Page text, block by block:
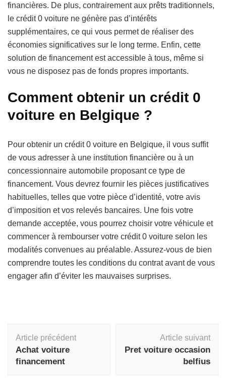
financières. De plus, contrairement aux prêts traditionnels,
le crédit 0 voiture ne génère pas d’intérêts
supplémentaires, ce qui vous permet de réaliser des
économies significatives sur le long terme. Enfin, cette
solution de financement est accessible à tous, même si
vous ne disposez pas de fonds propres importants.
Comment obtenir un crédit 0
voiture en Belgique ?
Pour obtenir un crédit 0 voiture en Belgique, il vous suffit
de vous adresser à une institution financière ou à un
concessionnaire automobile proposant ce type de
financement. Vous devrez fournir les pièces justificatives
habituelles, telles que votre pièce d’identité, votre avis
d’imposition et vos relevés bancaires. Une fois votre
demande acceptée, vous pourrez choisir votre véhicule et
commencer à rembourser votre crédit 0 voiture selon les
modalités convenues au préalable. Assurez-vous de bien
comprendre toutes les conditions du contrat avant de vous
engager afin d’éviter les mauvaises surprises.
d'article
Article précédent
Achat voiture
financement
Article suivant
Pret voiture occasion
belfius